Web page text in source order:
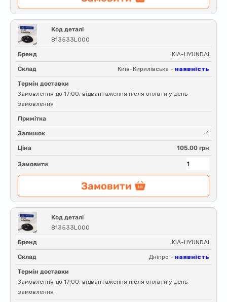
Код деталі
813533L000
Бренд KIA-HYUNDAI
Склад Київ-Кирилівська - наявність
Термін доставки
Замовлення до 17:00, відвантаження після оплати у день
замовлення
Примітка
Залишок 4
Ціна 105.00 грн
Замовити
Замовити
Код деталі
813533L000
Бренд KIA-HYUNDAI
Склад Дніпро - наявність
Термін доставки
Замовлення до 17:00, відвантаження після оплати у день
замовлення